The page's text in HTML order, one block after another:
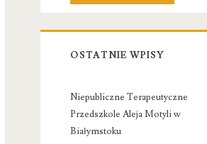
OSTATNIE WPISY
Niepubliczne Terapeutyczne
Przedszkole Aleja Motyli w
Białymstoku